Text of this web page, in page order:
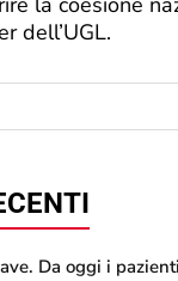
dell’UGL.
Da oggi i